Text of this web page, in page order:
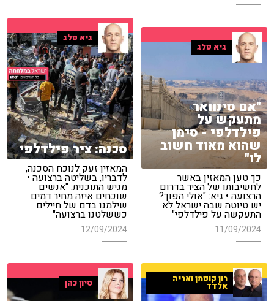
גיא פלג
סכנה: ציר פילדלפי
המאזין זעק לנוכח הסכנה,
לדבריו, בשליטה ברצועה •
מגיש התוכנית: "אנשים
שוכחים איזה מחיר דמים
שילמנו בדם של חיילים
כששלטנו ברצועה"
12/09/2024
גיא פלג
"אם סינוואר
מתעקש על
פילדלפי - סימן
שהוא מאוד חשוב
לו"
כך טען המאזין באשר
לחשיבותו של הציר בדרום
הרצועה • גיא: "אולי הפוך?
יש טיוטה שבה ישראל לא
התעקשה על פילדלפי"
11/09/2024
רון קופמן ואריה
אלדד סיון כהן